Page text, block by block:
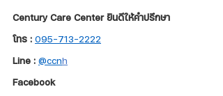
Century Care Center ยินดีให้คำปรึกษา
โทร : 095-713-2222
Line : @ccnh
Facebook